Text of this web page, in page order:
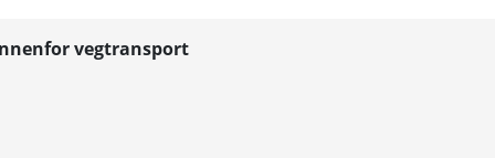
vegtransport